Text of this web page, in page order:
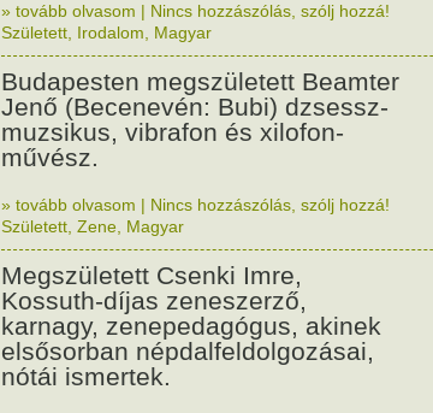
» tovább olvasom | Nincs hozzászólás, szólj hozzá!
Született Irodalom Magyar
Budapesten megszületett Beamter
Jenő (Becenevén: Bubi) dzsessz-
muzsikus, vibrafon és xilofon-
művész.
» tovább olvasom | Nincs hozzászólás, szólj hozzá!
Született Zene Magyar
Megszületett Csenki Imre,
Kossuth-díjas zeneszerző,
karnagy, zenepedagógus, akinek
elsősorban népdalfeldolgozásai,
nótái ismertek.